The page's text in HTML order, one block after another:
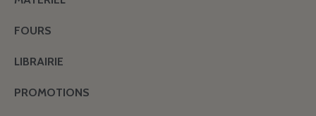
FOURS
LIBRAIRIE
PROMOTIONS